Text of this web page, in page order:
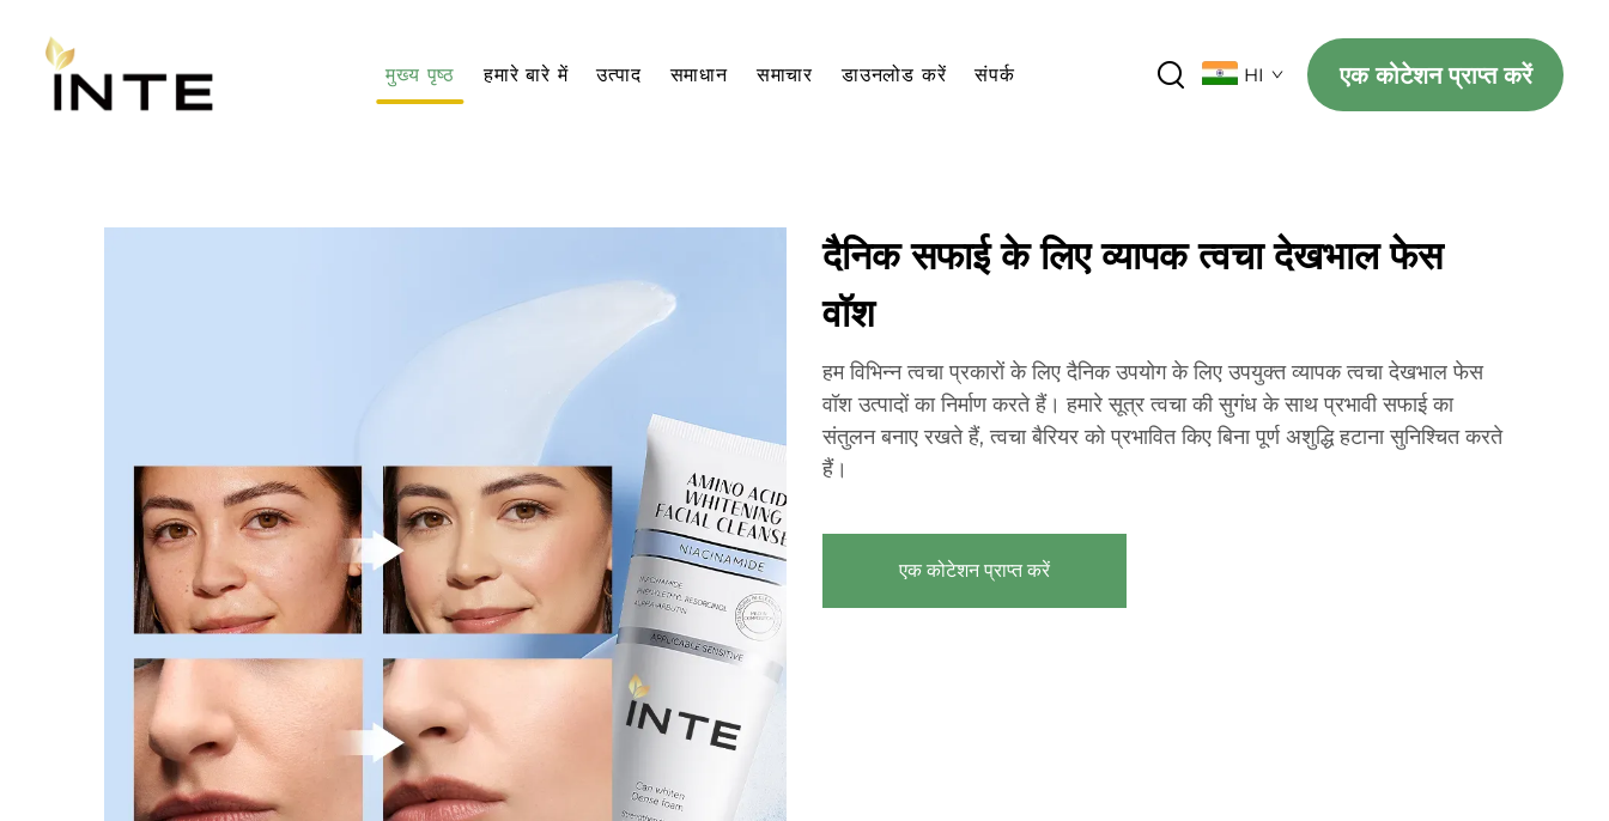
मुख्य पृष्ठ हमारे बारे में उत्पाद समाधान समाचार डाउनलोड करें संपर्क HI एक कोटेशन प्राप्त करें
दैनिक सफाई के लिए व्यापक त्वचा देखभाल फेस
वॉश
हम विभिन्न त्वचा प्रकारों के लिए दैनिक उपयोग के लिए उपयुक्त व्यापक त्वचा देखभाल फेस
वॉश उत्पादों का निर्माण करते हैं। हमारे सूत्र त्वचा की सुगंध के साथ प्रभावी सफाई का
संतुलन बनाए रखते हैं, त्वचा बैरियर को प्रभावित किए बिना पूर्ण अशुद्धि हटाना सुनिश्चित करते
हैं।
एक कोटेशन प्राप्त करें